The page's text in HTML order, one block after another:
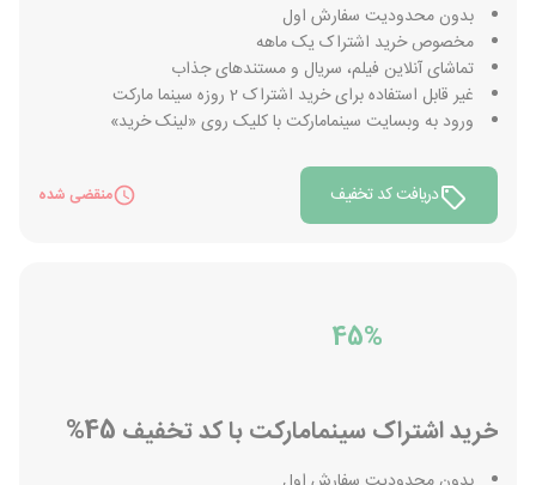
بدون محدودیت سفارش اول
مخصوص خرید اشتراک یک ماهه
تماشای آنلاین فیلم، سریال و مستندهای جذاب
غیر قابل استفاده برای خرید اشتراک 2 روزه سینما مارکت
ورود به وبسایت سینمامارکت با کلیک روی «لینک خرید»
دریافت کد تخفیف منقضی شده
45%
خرید اشتراک سینمامارکت با کد تخفیف 45%